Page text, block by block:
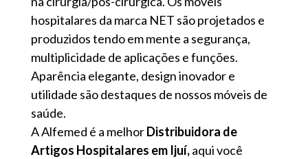
hospitalares da marca NET são projetados e
produzidos tendo em mente a segurança,
multiplicidade de aplicações e funções.
Aparência elegante, design inovador e
utilidade são destaques de nossos móveis de
saúde.
A Alfemed é a melhorDistribuidora de
Artigos Hospitalares em Ijuí,aqui você